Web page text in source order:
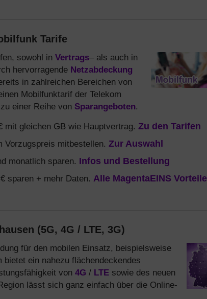
Tarife
sowohl in Vertrags– als auch in
hervorragende Netzabdeckung
in zahlreichen Bereichen von
Mobilfunktarif der Telekom
einer Reihe von Sparangeboten.
mit gleichen GB wie Hauptvertrag. Zu den Tarifen
Vorzugspreis mitbestellen. Zur Auswahl
monatlich sparen. Infos und Bestellung
sparen + mehr Daten. Alle MagentaEINS Vorteile
(5G, 4G / LTE, 3G)
für den mobilen Einsatz, beispielsweise
bietet ein nahezu flächendeckendes
von 4G / LTE sowie des neuen
lässt sich ganz einfach über die Online-